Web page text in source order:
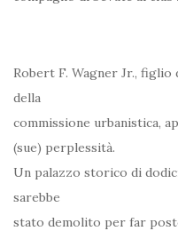
Robert F. Wagner Jr.,
della
commissione urbanistica,
(sue) perplessità.
Un palazzo storico di
sarebbe
stato demolito per far